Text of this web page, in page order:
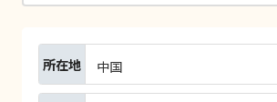
所在地 中国